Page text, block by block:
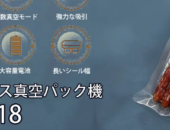
まちづくり・地域活性化